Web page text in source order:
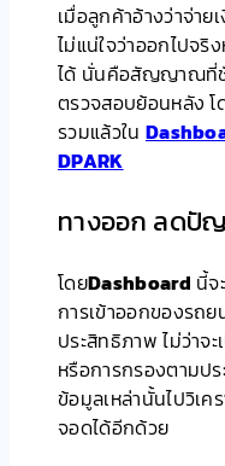
เมื่อลูกค้าอ้างว่าจ่า
ไม่แน่ใจว่าออกไปจ
ได้ นั่นคือสัญญาณที่ชั
ตรวจสอบย้อนหลัง โ
รวมแล้วใน
DPARK
ทางออก ลดปั
โดยDashboard นี้จ
การเข้าออกของรถย
ประสิทธิภาพ ไม่ว่าจ
หรือการกรองตามป
ข้อมูลเหล่านั้นไปวิเค
จอดได้อีกด้วย